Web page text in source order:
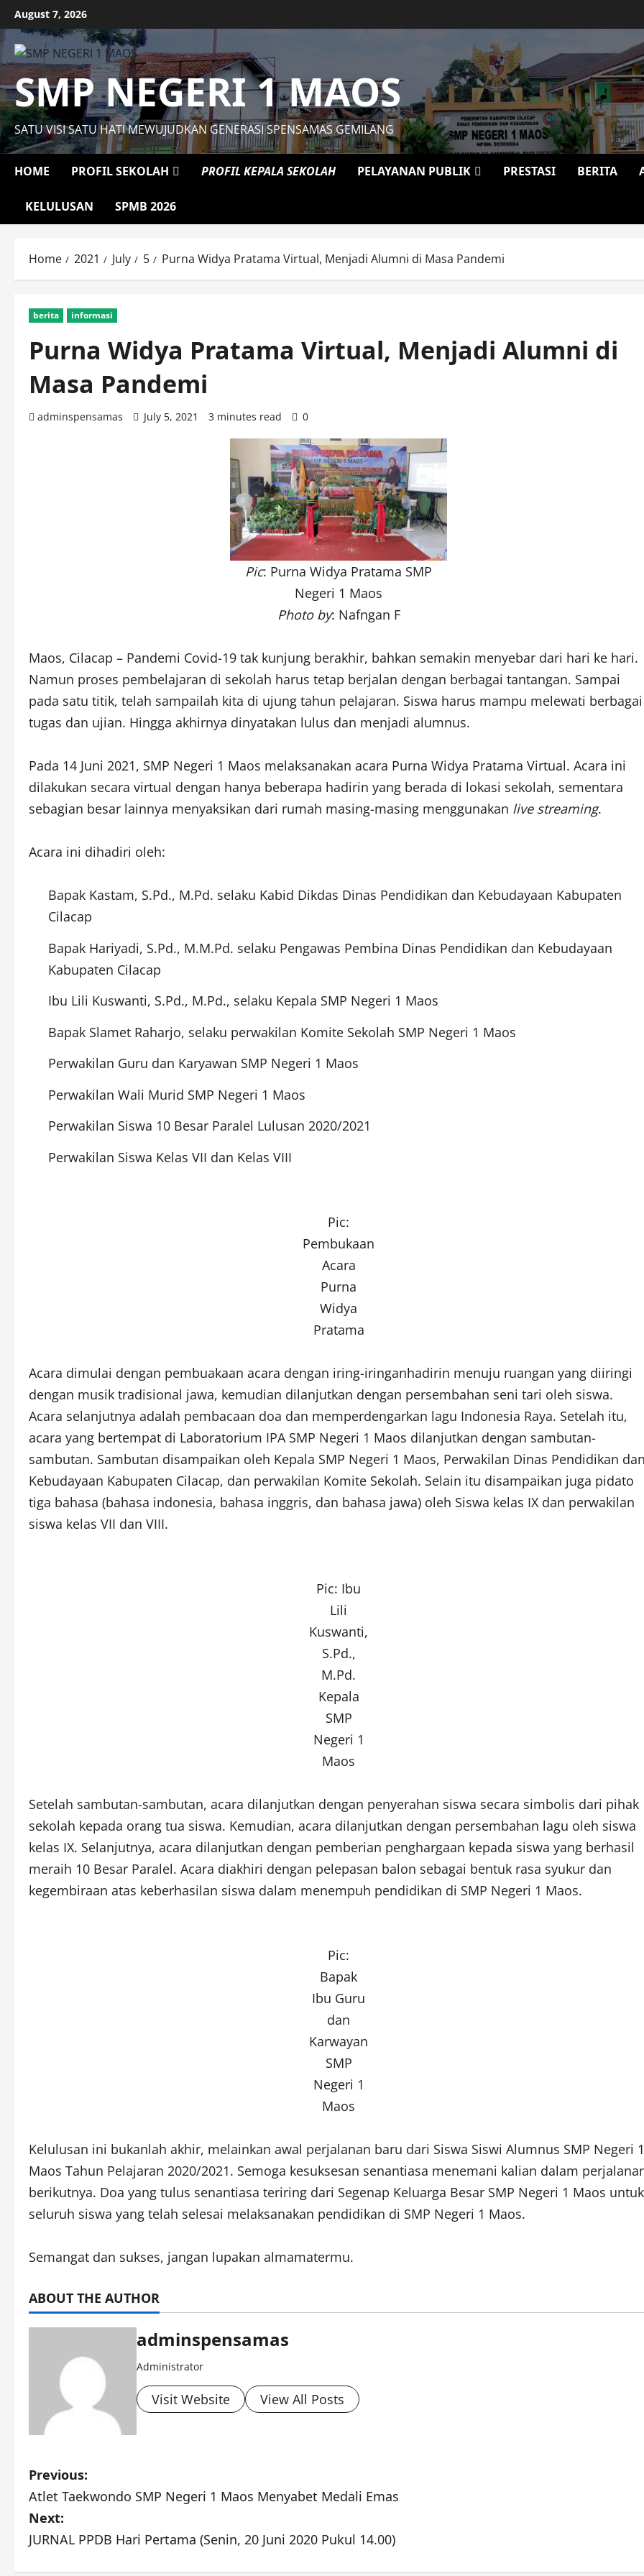
Skip
to
content
August 7, 2026
SMP NEGERI 1 MAOS
SATU VISI SATU HATI MEWUJUDKAN GENERASI SPENSAMAS GEMILANG
HOME PROFIL SEKOLAH PROFIL KEPALA SEKOLAH PELAYANAN PUBLIK PRESTASI BERITA
KELULUSAN SPMB 2026
Home 2021 July 5 Purna Widya Pratama Virtual, Menjadi Alumni di Masa Pandemi
berita informasi
Purna Widya Pratama Virtual, Menjadi Alumni di
Masa Pandemi
adminspensamas July 5, 2021 3 minutes read 0
Pic: Purna Widya Pratama SMP
Negeri 1 Maos
Photo by: Nafngan F
Maos, Cilacap – Pandemi Covid-19 tak kunjung berakhir, bahkan semakin menyebar dari hari ke hari.
Namun proses pembelajaran di sekolah harus tetap berjalan dengan berbagai tantangan. Sampai
pada satu titik, telah sampailah kita di ujung tahun pelajaran. Siswa harus mampu melewati berbagai
tugas dan ujian. Hingga akhirnya dinyatakan lulus dan menjadi alumnus.
Pada 14 Juni 2021, SMP Negeri 1 Maos melaksanakan acara Purna Widya Pratama Virtual. Acara ini
dilakukan secara virtual dengan hanya beberapa hadirin yang berada di lokasi sekolah, sementara
sebagian besar lainnya menyaksikan dari rumah masing-masing menggunakan live streaming.
Acara ini dihadiri oleh:
Bapak Kastam, S.Pd., M.Pd. selaku Kabid Dikdas Dinas Pendidikan dan Kebudayaan Kabupaten
Cilacap
Bapak Hariyadi, S.Pd., M.M.Pd. selaku Pengawas Pembina Dinas Pendidikan dan Kebudayaan
Kabupaten Cilacap
Ibu Lili Kuswanti, S.Pd., M.Pd., selaku Kepala SMP Negeri 1 Maos
Bapak Slamet Raharjo, selaku perwakilan Komite Sekolah SMP Negeri 1 Maos
Perwakilan Guru dan Karyawan SMP Negeri 1 Maos
Perwakilan Wali Murid SMP Negeri 1 Maos
Perwakilan Siswa 10 Besar Paralel Lulusan 2020/2021
Perwakilan Siswa Kelas VII dan Kelas VIII
Pic:
Pembukaan
Acara
Purna
Widya
Pratama
Acara dimulai dengan pembuakaan acara dengan iring-iringanhadirin menuju ruangan yang diiringi
dengan musik tradisional jawa, kemudian dilanjutkan dengan persembahan seni tari oleh siswa.
Acara selanjutnya adalah pembacaan doa dan memperdengarkan lagu Indonesia Raya. Setelah itu,
acara yang bertempat di Laboratorium IPA SMP Negeri 1 Maos dilanjutkan dengan sambutan-
sambutan. Sambutan disampaikan oleh Kepala SMP Negeri 1 Maos, Perwakilan Dinas Pendidikan dan
Kebudayaan Kabupaten Cilacap, dan perwakilan Komite Sekolah. Selain itu disampaikan juga pidato
tiga bahasa (bahasa indonesia, bahasa inggris, dan bahasa jawa) oleh Siswa kelas IX dan perwakilan
siswa kelas VII dan VIII.
Pic: Ibu
Lili
Kuswanti,
S.Pd.,
M.Pd.
Kepala
SMP
Negeri 1
Maos
Setelah sambutan-sambutan, acara dilanjutkan dengan penyerahan siswa secara simbolis dari pihak
sekolah kepada orang tua siswa. Kemudian, acara dilanjutkan dengan persembahan lagu oleh siswa
kelas IX. Selanjutnya, acara dilanjutkan dengan pemberian penghargaan kepada siswa yang berhasil
meraih 10 Besar Paralel. Acara diakhiri dengan pelepasan balon sebagai bentuk rasa syukur dan
kegembiraan atas keberhasilan siswa dalam menempuh pendidikan di SMP Negeri 1 Maos.
Pic:
Bapak
Ibu Guru
dan
Karwayan
SMP
Negeri 1
Maos
Kelulusan ini bukanlah akhir, melainkan awal perjalanan baru dari Siswa Siswi Alumnus SMP Negeri 1
Maos Tahun Pelajaran 2020/2021. Semoga kesuksesan senantiasa menemani kalian dalam
berikutnya. Doa yang tulus senantiasa teriring dari Segenap Keluarga Besar SMP Negeri 1 Maos untuk
seluruh siswa yang telah selesai melaksanakan pendidikan di SMP Negeri 1 Maos.
Semangat dan sukses, jangan lupakan almamatermu.
ABOUT THE AUTHOR
adminspensamas
Administrator
Visit Website View All Posts
P
o
s
t
Previous:
Atlet Taekwondo SMP Negeri 1 Maos Menyabet Medali Emas
Next:
JURNAL PPDB Hari Pertama (Senin, 20 Juni 2020 Pukul 14.00)